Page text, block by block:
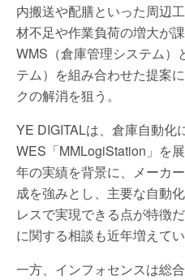
内搬送や配膳といった周辺
材不足や作業負荷の増大が
WMS（倉庫管理システム）
テム）を組み合わせた提案
クの解消を狙う。
YE DIGITALは、倉庫自動化
WES「MMLogiStation」を
年の実績を背景に、メーカ
成を強みとし、主要な自動
レスで実現できる点が特徴
に関する相談も近年増えてい
一方、インフォセンスは総